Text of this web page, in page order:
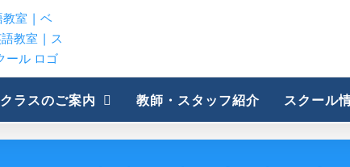
クラスのご案内 教師・スタッフ紹介 スクール